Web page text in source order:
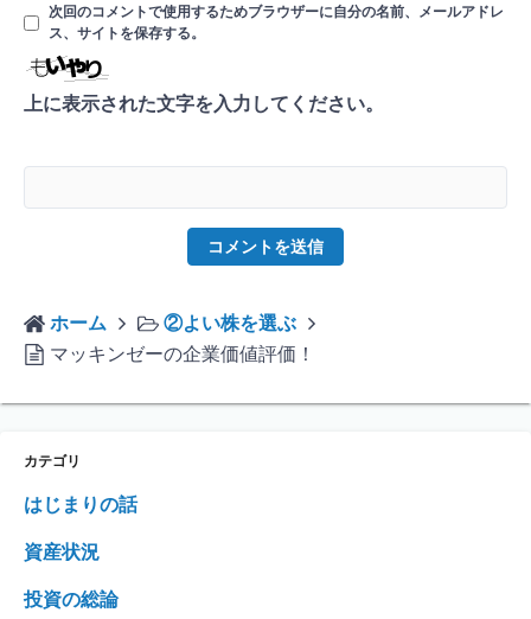
次回のコメントで使用するためブラウザーに自分の名前、メールアドレ
ス、サイトを保存する。
上に表示された文字を入力してください。
ホーム
②よい株を選ぶ
マッキンゼーの企業価値評価！
カテゴリ
はじまりの話
資産状況
投資の総論